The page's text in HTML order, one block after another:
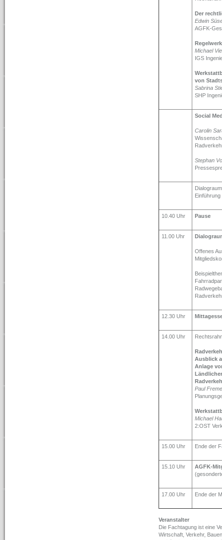
Der
Edwin
AGFK-
Michael
IGS
von
Sabrina
SHP
Social
Carolin
Stephan
10.40 Uhr Pause
11.00 Uhr
Offenes
12.30 Uhr
14.00 Uhr
Ausblick
Anlage
Paul
Michael
2:OST
15.00 Uhr Ende der
15.10 Uhr
AGFK-
17.00 Uhr Ende der
Veranstalter
Die Fachtagung ist eine
Wirtschaft, Verkehr,